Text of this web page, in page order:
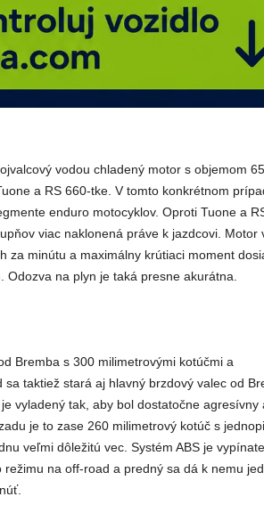
vodou chladený motor s objemom
a RS 660-tke. V tomto konkrétnom
enduro motocyklov. Oproti Tuone a
viac naklonená práve k jazdcovi. Motor
za minútu a maximálny krútiaci moment
na plyn je taká presne akurátna.
Bremba s 300 milimetrovými kotúčmi a
taktiež stará aj hlavný brzdový valec od
vyladený tak, aby bol dostatočne agresívny
je to zase 260 milimetrový kotúč s
veľmi dôležitú vec. Systém ABS je
na off-road a predný sa dá k nemu